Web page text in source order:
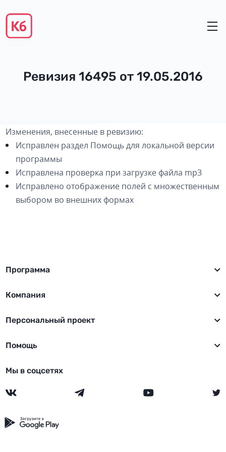
Ревизия 16495 от 19.05.2016
Изменения, внесенные в ревизию:
Исправлен раздел Помощь для локальной версии
программы
Исправлена проверка при загрузке файла mp3
Исправлено отображение полей с множественным
выбором во внешних формах
Программа
Компания
Персональный проект
Помощь
Мы в соцсетях